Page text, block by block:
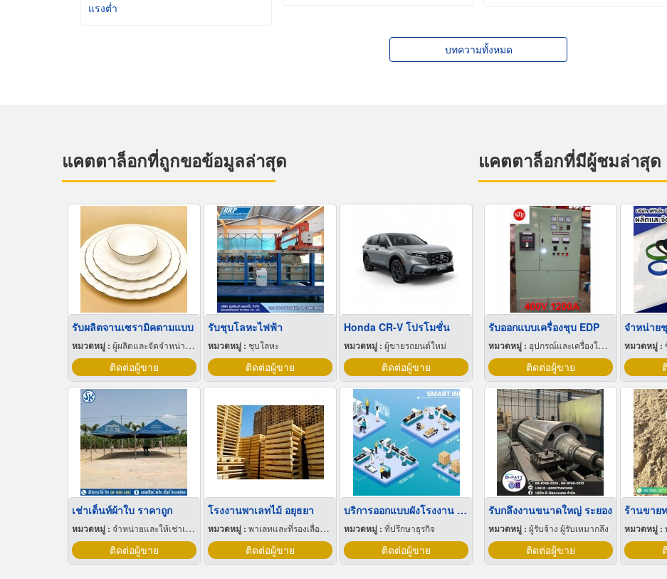
แรงต่ำ
บทความทั้งหมด
แคตตาล็อกที่ถูกขอข้อมูลล่าสุด
รับผลิตจานเซรามิคตามแบบ
หมวดหมู่ : ผู้ผลิตและจัดจำหน่ายกระเบื้องเซรามิก
ติดต่อผู้ขาย
รับชุบโลหะไฟฟ้า
หมวดหมู่ : ชุบโลหะ
ติดต่อผู้ขาย
Honda CR-V โปรโมชั่น
หมวดหมู่ :ผู้ขายรถยนต์ใหม่
ติดต่อผู้ขาย
เช่าเต็นท์ผ้าใบ ราคาถูก
หมวดหมู่ : จำหน่ายและให้เช่าเต็นท์
ติดต่อผู้ขาย
โรงงานพาเลทไม้ อยุธยา
หมวดหมู่ : พาเลทและที่รองเลื่อนกะบะ
ติดต่อผู้ขาย
บริการออกแบบผังโรงงาน Lay out
หมวดหมู่ :ที่ปรึกษาธุรกิจ
ติดต่อผู้ขาย
แคตตาล็อกที่มีผู้ชมล่าสุด
รับออกแบบเครื่องชุบ EDP
หมวดหมู่ : อุปกรณ์และเครื่องใช้เชื่อมโลหะ
ติดต่อผู้ขาย
จำหน่าย
หมวดหมู่ :
รับกลึงงานขนาดใหญ่ ระยอง
หมวดหมู่ : ผู้รับจ้าง ผู้รับเหมากลึง
ติดต่อผู้ขาย
หมวดหมู่ :